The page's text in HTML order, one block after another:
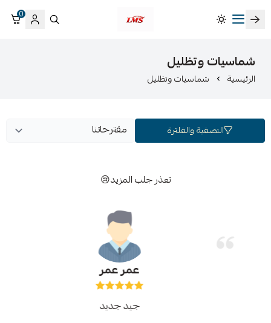
متجر لمسات الشرقية لزينة سيارات LMS
0
شماسيات وتظليل
الرئيسية شماسيات وتظليل
التصفية والفلترة
تعذر جلب المزيد😢
عمر عمر
جيد جديد